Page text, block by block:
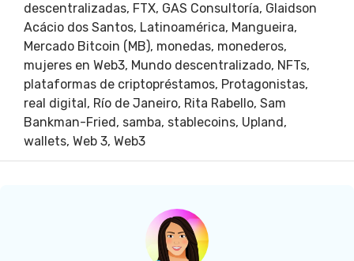
descentralizadas, FTX, GAS Consultoría, Glaidson
Acácio dos Santos, Latinoamérica, Mangueira,
Mercado Bitcoin (MB), monedas, monederos,
mujeres en Web3, Mundo descentralizado, NFTs,
plataformas de criptopréstamos, Protagonistas,
real digital, Río de Janeiro, Rita Rabello, Sam
Bankman-Fried, samba, stablecoins, Upland,
wallets, Web 3, Web3